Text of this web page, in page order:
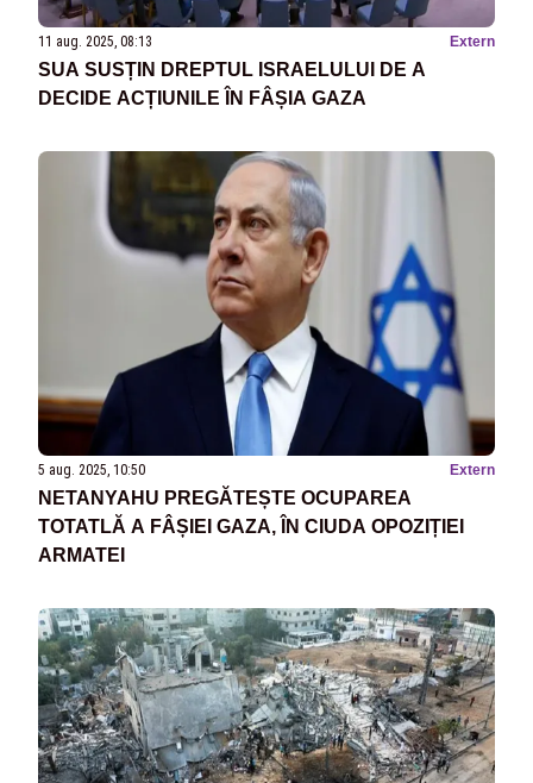
11 aug. 2025, 08:13 Extern
SUA SUSȚIN DREPTUL ISRAELULUI DE A
DECIDE ACȚIUNILE ÎN FÂȘIA GAZA
5 aug. 2025, 10:50 Extern
NETANYAHU PREGĂTEȘTE OCUPAREA
TOTATLĂ A FÂȘIEI GAZA, ÎN CIUDA OPOZIȚIEI
ARMATEI